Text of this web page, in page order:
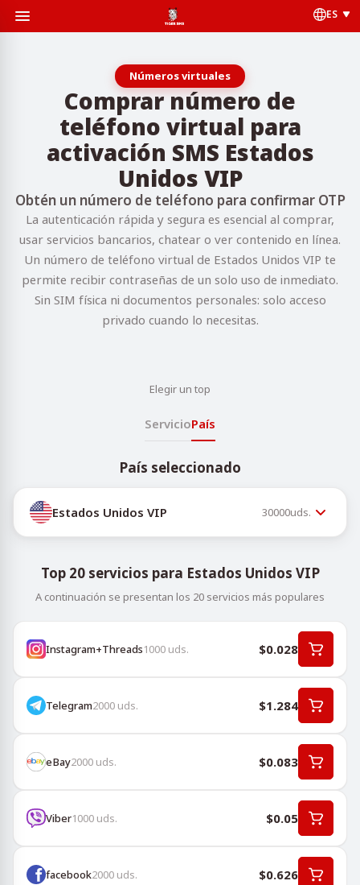
ES
Números virtuales
Comprar número de
teléfono virtual para
activación SMS Estados
Unidos VIP
Obtén un número de teléfono para confirmar OTP
La autenticación rápida y segura es esencial al comprar,
usar servicios bancarios, chatear o ver contenido en línea.
Un número de teléfono virtual de Estados Unidos VIP te
permite recibir contraseñas de un solo uso de inmediato.
Sin SIM física ni documentos personales: solo acceso
privado cuando lo necesitas.
Elegir un top
ServicioPaís
País seleccionado
Estados Unidos VIP 30000uds.
Top 20 servicios para Estados Unidos VIP
A continuación se presentan los 20 servicios más populares
Instagram+Threads1000 uds. $0.028
Telegram2000 uds. $1.284
eBay2000 uds. $0.083
Viber1000 uds. $0.05
facebook2000 uds. $0.626